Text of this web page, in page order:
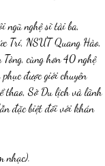
ngũ nghệ sĩ tài ba,
Trí, NSƯT Quang Hào,
cùng hơn 40 nghệ
được giới chuyên
thao, Sở Du lịch và lãnh
đặc biệt đối với khán
nhạc).